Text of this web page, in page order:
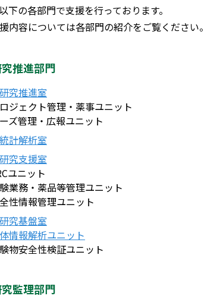
下の各部門で支援を行っております。
内容については各部門の紹介をご覧ください。
推進部門
究推進室
ジェクト管理・薬事ユニット
ズ管理・広報ユニット
計解析室
究支援室
ユニット
業務・薬品等管理ユニット
性情報管理ユニット
究基盤室
情報解析ユニット
物安全性検証ユニット
監理部門